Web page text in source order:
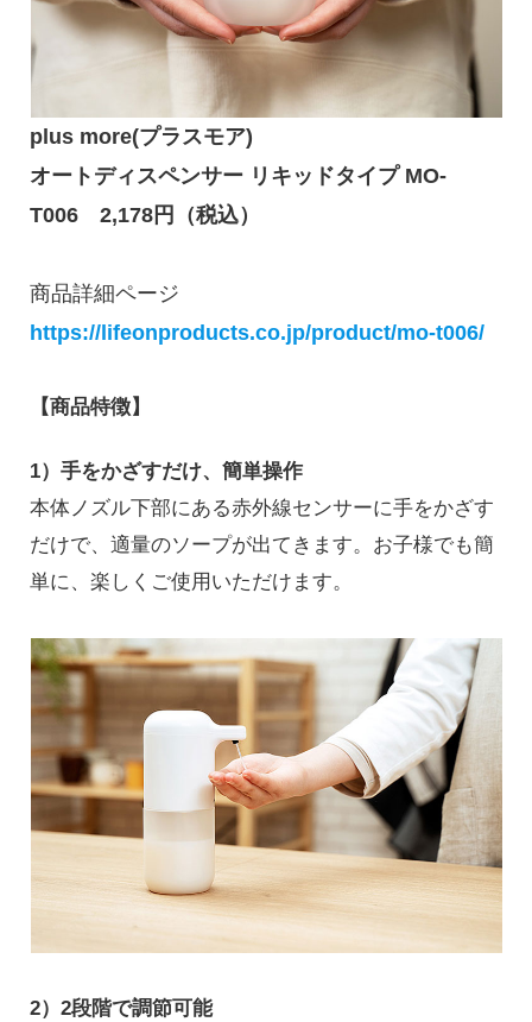
plus more(プラスモア)
オートディスペンサー リキッドタイプ MO-
T006
2,178 円（税込）
商品詳細ページ
https://lifeonproducts.co.jp/product/mo-t006/
【商品特徴】
1）手をかざすだけ、簡単操作
本体ノズル下部にある赤外線センサーに手をかざす
だけで、適量のソープが出てきます。お子様でも簡
単に、楽しくご使用いただけます。
2）2段階で調節可能